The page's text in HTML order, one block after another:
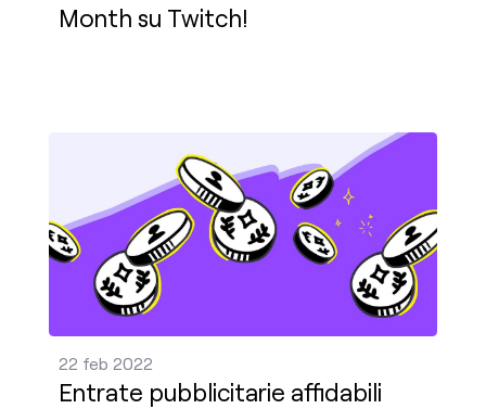
Month su Twitch!
22 feb 2022
Entrate pubblicitarie affidabili
Entrate pubblicitarie affidabili con un click? Sta